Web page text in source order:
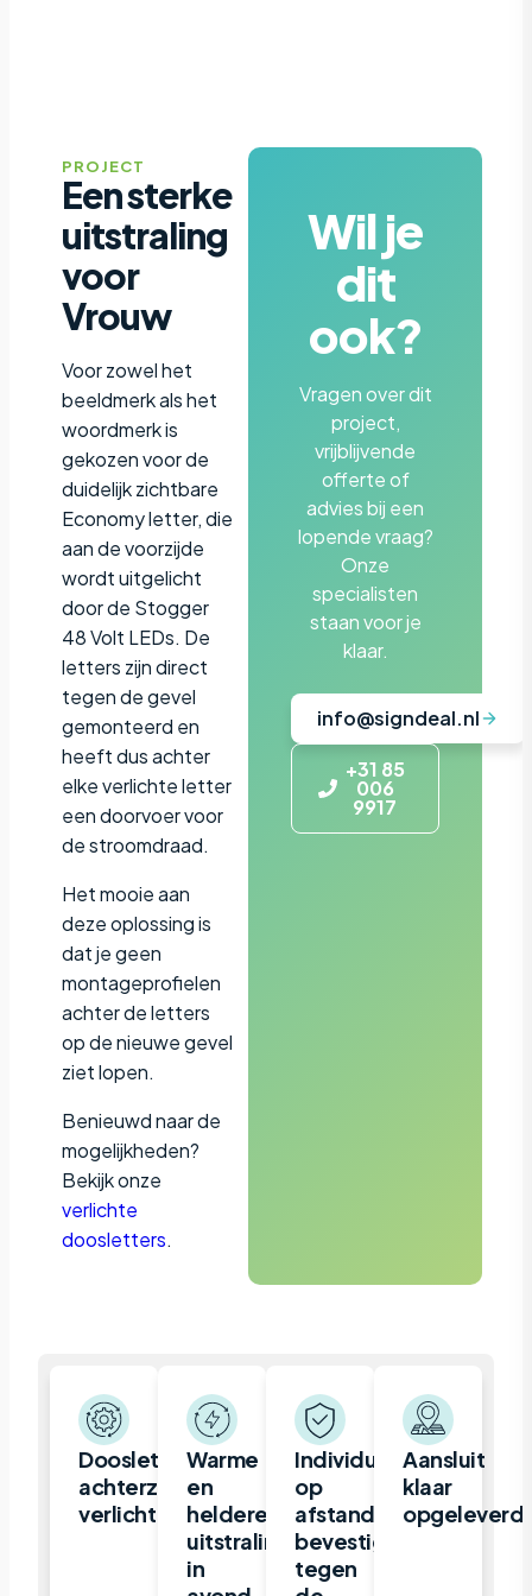
PROJECT
Een sterke
uitstraling
voor
Vrouw
Voor zowel het
beeldmerk als het
woordmerk is
gekozen voor de
duidelijk zichtbare
Economy letter, die
aan de voorzijde
wordt uitgelicht
door de Stogger
48 Volt LEDs. De
letters zijn direct
tegen de gevel
gemonteerd en
heeft dus achter
elke verlichte letter
een doorvoer voor
de stroomdraad.
Het mooie aan
deze oplossing is
dat je geen
montageprofielen
achter de letters
op de nieuwe gevel
ziet lopen.
Benieuwd naar de
mogelijkheden?
Bekijk onze
verlichte
doosletters.
Wil je
dit
ook?
Vragen over dit
project,
vrijblijvende
offerte of
advies bij een
lopende vraag?
Onze
specialisten
staan voor je
klaar.
info@signdeal.nl
+31 85
006
9917
Doosletter,
achterzijde
verlicht
Warme
en
heldere
uitstraling
in
Individueel
op
afstand
bevestigd
tegen
Aansluit
klaar
opgeleverd